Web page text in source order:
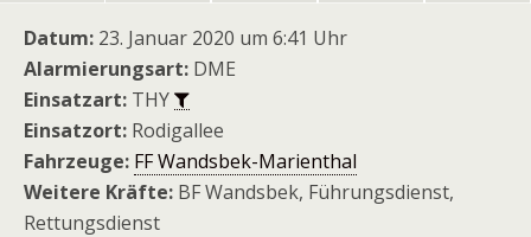
Datum: 23. Januar 2020 um 6:41 Uhr
Alarmierungsart: DME
Einsatzart: THY
Einsatzort: Rodigallee
Fahrzeuge: FF Wandsbek-Marienthal
Weitere Kräfte: BF Wandsbek, Führungsdienst,
Rettungsdienst